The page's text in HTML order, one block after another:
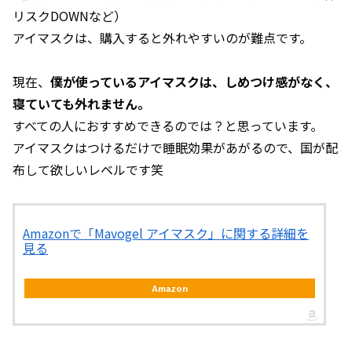
リスクDOWNなど）
アイマスクは、購入すると外れやすいのが難点です。
現在、 僕が使っているアイマスクは、しめつけ感がなく、
寝ていても外れません。
すべての人におすすめできるのでは？と思っています。
アイマスクはつけるだけで睡眠効果があがるので、国が配
布して欲しいレベルです笑
Amazonで「Mavogel アイマスク」に関する詳細を
見る
Amazon